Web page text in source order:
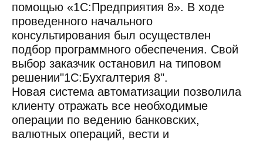
помощью «1С:Предприятия 8». В ходе
проведенного начального
консультирования был осуществлен
подбор программного обеспечения. Свой
выбор заказчик остановил на типовом
решении"1С:Бухгалтерия 8".
Новая система автоматизации позволила
клиенту отражать все необходимые
операции по ведению банковских,
валютных операций, вести и